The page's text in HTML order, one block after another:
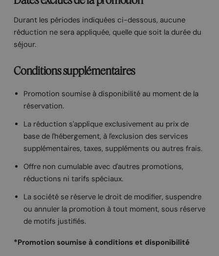
Durant les périodes indiquées ci-dessous, aucune
réduction ne sera appliquée, quelle que soit la durée du
séjour.
Conditions supplémentaires
Promotion soumise à disponibilité au moment de la
réservation.
La réduction s'applique exclusivement au prix de
base de l'hébergement, à l'exclusion des services
supplémentaires, taxes, suppléments ou autres frais.
Offre non cumulable avec d'autres promotions,
réductions ni tarifs spéciaux.
La société se réserve le droit de modifier, suspendre
ou annuler la promotion à tout moment, sous réserve
de motifs justifiés.
*Promotion soumise à conditions et disponibilité